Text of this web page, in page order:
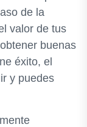
de la
valor de tus
buenas
éxito, el
y puedes